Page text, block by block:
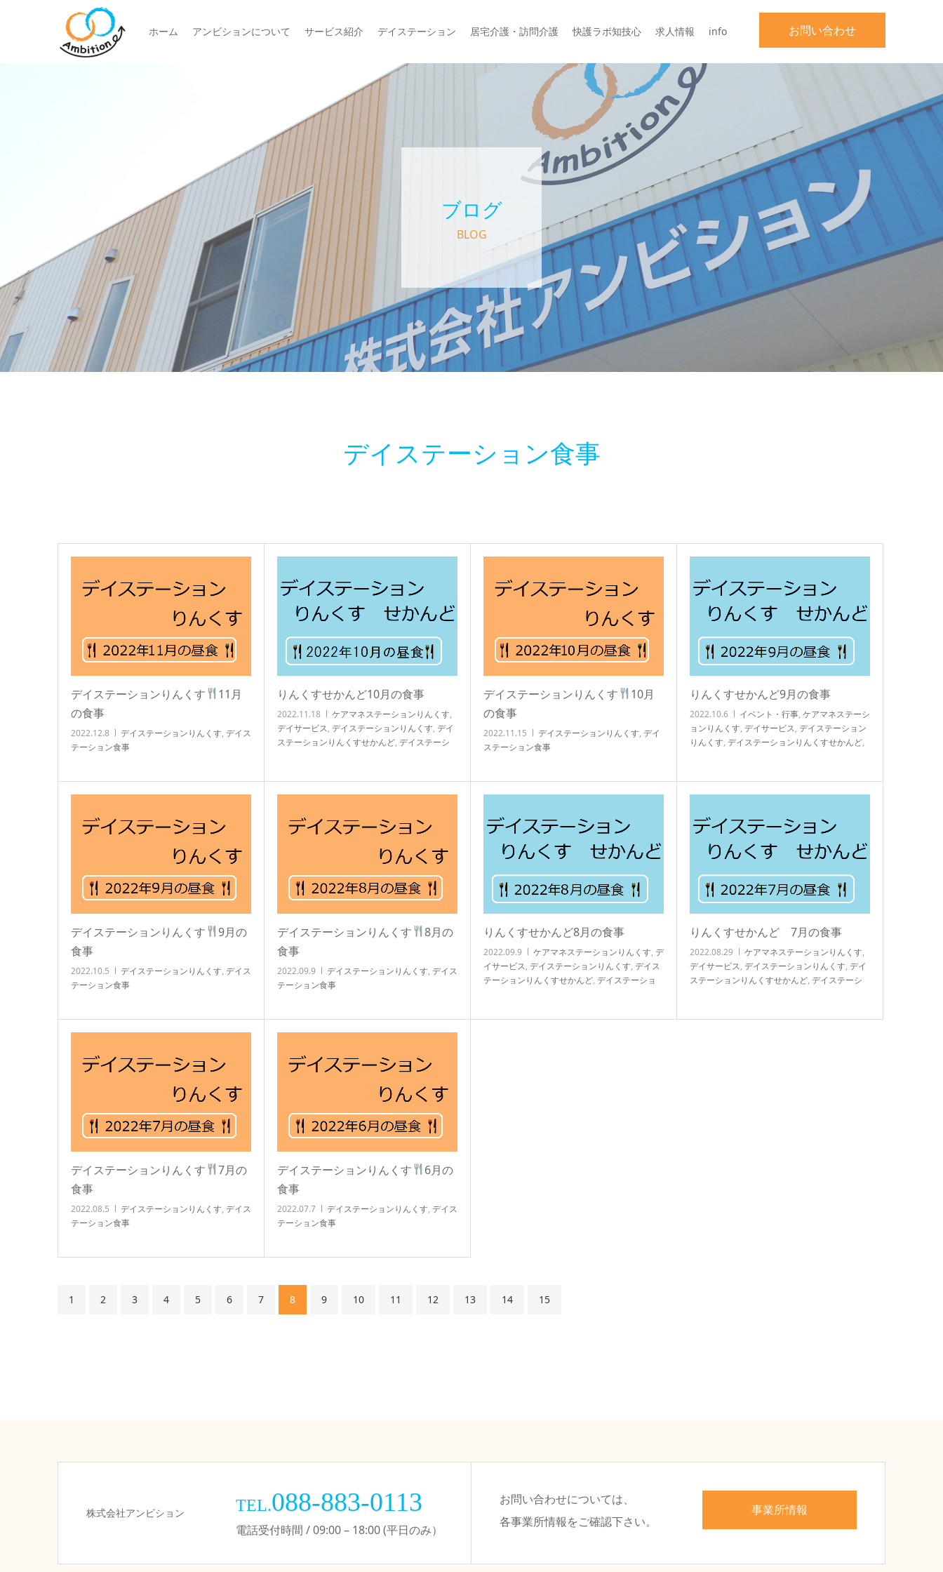
お問い合わせ
ホーム アンビションについて サービス紹介 デイステーション 居宅介護・訪問介護 快護ラボ知技心 求人情報 info
ブログ
BLOG
デイステーション食事
デイステーションりんくす
11月
の食事
2022.12.8 デイステーションりんくす, デイス
テーション食事
りんくすせかんど10月の食事
2022.11.18 ケアマネステーションりんくす,
デイサービス, デイステーションりんくす, デイ
ステーションりんくすせかんど, デイステーシ
デイステーションりんくす
10月
の食事
2022.11.15 デイステーションりんくす, デイ
ステーション食事
りんくすせかんど9月の食事
2022.10.6 イベント・行事, ケアマネステーシ
ョンりんくす, デイサービス, デイステーション
りんくす, デイステーションりんくすせかんど,
デイステーションりんくす
9月の
食事
2022.10.5 デイステーションりんくす, デイス
テーション食事
デイステーションりんくす
8月の
食事
2022.09.9 デイステーションりんくす, デイス
テーション食事
りんくすせかんど8月の食事
2022.09.9 ケアマネステーションりんくす, デ
イサービス, デイステーションりんくす, デイス
テーションりんくすせかんど, デイステーショ
りんくすせかんど 7月の食事
2022.08.29 ケアマネステーションりんくす,
デイサービス, デイステーションりんくす, デイ
ステーションりんくすせかんど, デイステーシ
デイステーションりんくす
7月の
食事
2022.08.5 デイステーションりんくす, デイス
テーション食事
デイステーションりんくす
6月の
食事
2022.07.7 デイステーションりんくす, デイス
テーション食事
1 2 3 4 5 6 7 8 9 10 11 12 13 14 15
株式会社アンビション TEL.088-883-0113
電話受付時間 / 09:00 – 18:00 (平日のみ）
お問い合わせについては、
各事業所情報をご確認下さい。
事業所情報